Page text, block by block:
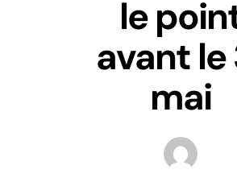
le
avant le
mai